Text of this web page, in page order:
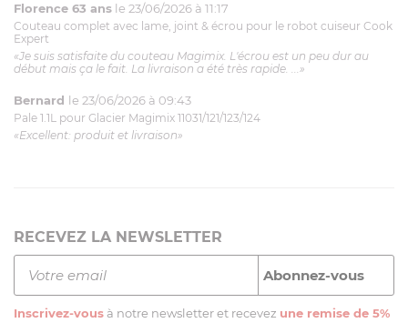
Florence 63 ans le 23/06/2026 à 11:17
Couteau complet avec lame, joint & écrou pour le robot cuiseur Cook
Expert
«Je suis satisfaite du couteau Magimix. L'écrou est un peu dur au
début mais ça le fait. La livraison a été très rapide. ...»
Bernard le 23/06/2026 à 09:43
Pale 1.1L pour Glacier Magimix 11031/121/123/124
«Excellent: produit et livraison»
RECEVEZ LA NEWSLETTER
Inscrivez-vous à notre newsletter et recevez une remise de 5%